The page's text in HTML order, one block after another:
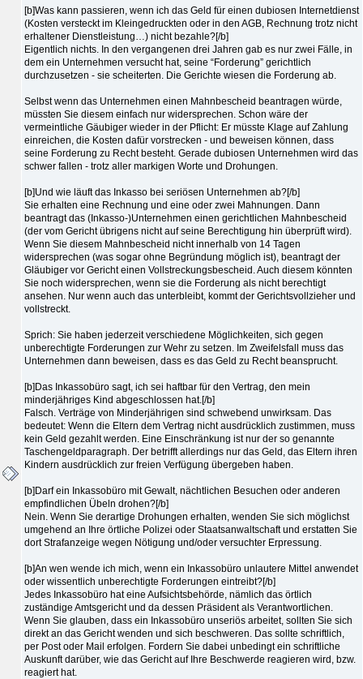
[b]Was kann passieren, wenn ich das Geld für einen dubiosen Internetdienst
(Kosten versteckt im Kleingedruckten oder in den AGB, Rechnung trotz nicht
erhaltener Dienstleistung…) nicht bezahle?[/b]
Eigentlich nichts. In den vergangenen drei Jahren gab es nur zwei Fälle, in
dem ein Unternehmen versucht hat, seine “Forderung” gerichtlich
durchzusetzen - sie scheiterten. Die Gerichte wiesen die Forderung ab.
Selbst wenn das Unternehmen einen Mahnbescheid beantragen würde,
müssten Sie diesem einfach nur widersprechen. Schon wäre der
vermeintliche Gäubiger wieder in der Pflicht: Er müsste Klage auf Zahlung
einreichen, die Kosten dafür vorstrecken - und beweisen können, dass
seine Forderung zu Recht besteht. Gerade dubiosen Unternehmen wird das
schwer fallen - trotz aller markigen Worte und Drohungen.
[b]Und wie läuft das Inkasso bei seriösen Unternehmen ab?[/b]
Sie erhalten eine Rechnung und eine oder zwei Mahnungen. Dann
beantragt das (Inkasso-)Unternehmen einen gerichtlichen Mahnbescheid
(der vom Gericht übrigens nicht auf seine Berechtigung hin überprüft wird).
Wenn Sie diesem Mahnbescheid nicht innerhalb von 14 Tagen
widersprechen (was sogar ohne Begründung möglich ist), beantragt der
Gläubiger vor Gericht einen Vollstreckungsbescheid. Auch diesem könnten
Sie noch widersprechen, wenn sie die Forderung als nicht berechtigt
ansehen. Nur wenn auch das unterbleibt, kommt der Gerichtsvollzieher und
vollstreckt.
Sprich: Sie haben jederzeit verschiedene Möglichkeiten, sich gegen
unberechtigte Forderungen zur Wehr zu setzen. Im Zweifelsfall muss das
Unternehmen dann beweisen, dass es das Geld zu Recht beansprucht.
[b]Das Inkassobüro sagt, ich sei haftbar für den Vertrag, den mein
minderjähriges Kind abgeschlossen hat.[/b]
Falsch. Verträge von Minderjährigen sind schwebend unwirksam. Das
bedeutet: Wenn die Eltern dem Vertrag nicht ausdrücklich zustimmen, muss
kein Geld gezahlt werden. Eine Einschränkung ist nur der so genannte
Taschengeldparagraph. Der betrifft allerdings nur das Geld, das Eltern ihren
Kindern ausdrücklich zur freien Verfügung übergeben haben.
[b]Darf ein Inkassobüro mit Gewalt, nächtlichen Besuchen oder anderen
empfindlichen Übeln drohen?[/b]
Nein. Wenn Sie derartige Drohungen erhalten, wenden Sie sich möglichst
umgehend an Ihre örtliche Polizei oder Staatsanwaltschaft und erstatten Sie
dort Strafanzeige wegen Nötigung und/oder versuchter Erpressung.
[b]An wen wende ich mich, wenn ein Inkassobüro unlautere Mittel anwendet
oder wissentlich unberechtigte Forderungen eintreibt?[/b]
Jedes Inkassobüro hat eine Aufsichtsbehörde, nämlich das örtlich
zuständige Amtsgericht und da dessen Präsident als Verantwortlichen.
Wenn Sie glauben, dass ein Inkassobüro unseriös arbeitet, sollten Sie sich
direkt an das Gericht wenden und sich beschweren. Das sollte schriftlich,
per Post oder Mail erfolgen. Fordern Sie dabei unbedingt ein schriftliche
Auskunft darüber, wie das Gericht auf Ihre Beschwerde reagieren wird, bzw.
reagiert hat.